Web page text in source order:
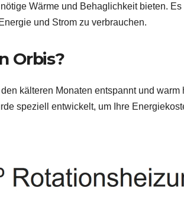
Wärme und Behaglichkeit bieten.
und Strom zu verbrauchen.
Orbis?
kälteren Monaten entspannt und warm
speziell entwickelt, um Ihre